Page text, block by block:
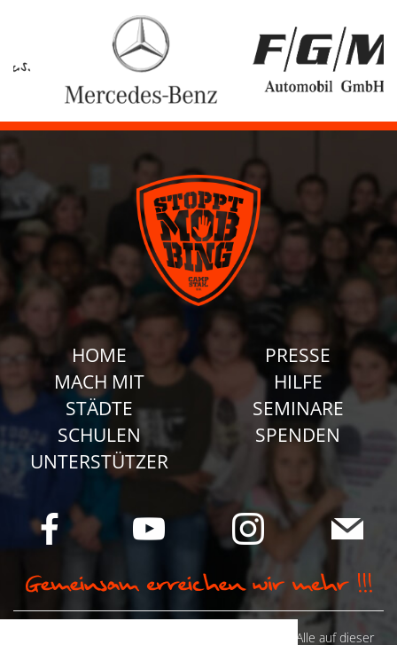
HOME
MACH MIT
STÄDTE
SCHULEN
UNTERSTÜTZER
PRESSE
HILFE
SEMINARE
SPENDEN
© Camp Stahl e.V. 2026 alle Rechte vorbehalten: Alle auf dieser